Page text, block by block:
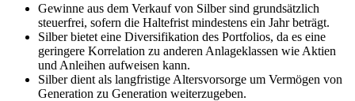
Gewinne aus dem Verkauf von Silber sind grundsätzlich
steuerfrei, sofern die Haltefrist mindestens ein Jahr beträgt.
Silber bietet eine Diversifikation des Portfolios, da es eine
geringere Korrelation zu anderen Anlageklassen wie Aktien
und Anleihen aufweisen kann.
Silber dient als langfristige Altersvorsorge um Vermögen von
Generation zu Generation weiterzugeben.